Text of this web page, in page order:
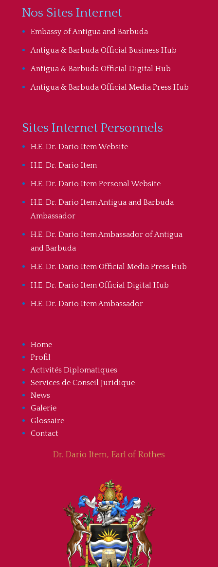
Nos Sites Internet
Embassy of Antigua and Barbuda
Antigua & Barbuda Official Business Hub
Antigua & Barbuda Official Digital Hub
Antigua & Barbuda Official Media Press Hub
Sites Internet Personnels
H.E. Dr. Dario Item Website
H.E. Dr. Dario Item
H.E. Dr. Dario Item Personal Website
H.E. Dr. Dario Item Antigua and Barbuda
Ambassador
H.E. Dr. Dario Item Ambassador of Antigua
and Barbuda
H.E. Dr. Dario Item Official Media Press Hub
H.E. Dr. Dario Item Official Digital Hub
H.E. Dr. Dario Item Ambassador
Home
Profil
Activités Diplomatiques
Services de Conseil Juridique
News
Galerie
Glossaire
Contact
Dr. Dario Item, Earl of Rothes